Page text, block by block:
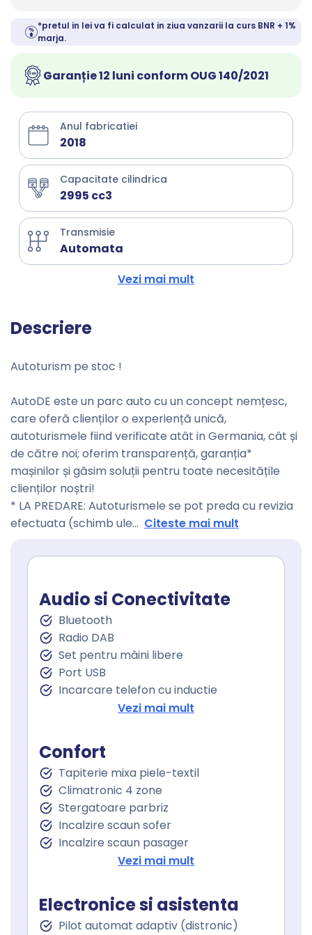
*pretul in lei va fi calculat in ziua vanzarii la curs BNR + 1%
marja.
Garanție 12 luni conform OUG 140/2021
Anul fabricatiei
2018
Capacitate cilindrica
2995 cc3
Transmisie
Automata
Vezi mai mult
Descriere
Autoturism pe stoc !
AutoDE este un parc auto cu un concept nemțesc,
care oferă clienților o experiență unică,
autoturismele fiind verificate atât in Germania, cât și
de către noi; oferim transparență, garanția*
mașinilor și găsim soluții pentru toate necesitățile
clienților noștri!
* LA PREDARE: Autoturismele se pot preda cu revizia
efectuata (schimb ule... Citeste mai mult
Audio si Conectivitate
Bluetooth
Radio DAB
Set pentru mâini libere
Port USB
Incarcare telefon cu inductie
Sistem de navigare
Vezi mai mult
Confort
Tapiterie mixa piele-textil
Climatronic 4 zone
Stergatoare parbriz
Incalzire scaun sofer
Incalzire scaun pasager
Scaune sport
Cotiera spate
Volan de piele
Volan cu comenzi
Vezi mai mult
Electronice si asistenta
Pilot automat adaptiv (distronic)